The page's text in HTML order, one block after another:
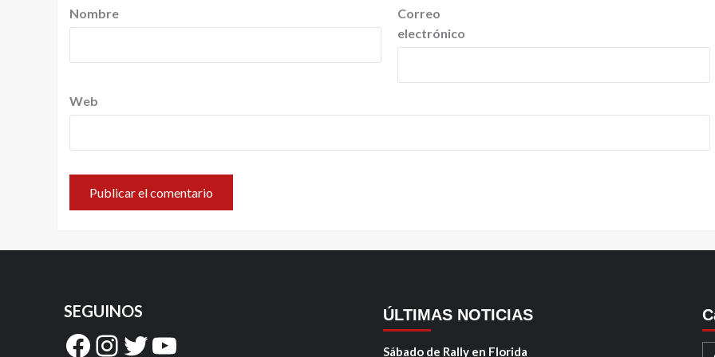
Nombre
Correo
electrónico
Web
SEGUINOS
Facebook
Instagram
Twitter
YouTube
ÚLTIMAS NOTICIAS
Sábado de Rally en Florida